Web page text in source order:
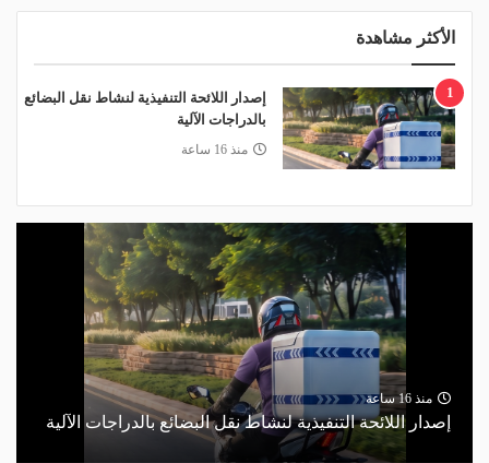
الأكثر مشاهدة
1
إصدار اللائحة التنفيذية لنشاط نقل البضائع
بالدراجات الآلية
منذ 16 ساعة
منذ 16 ساعة
إصدار اللائحة التنفيذية لنشاط نقل البضائع بالدراجات الآلية